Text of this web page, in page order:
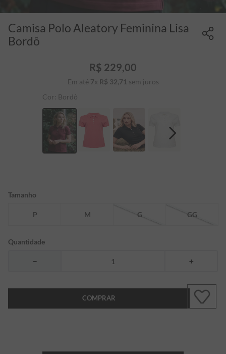
Camisa Polo Aleatory Feminina Lisa
Bordô
R$ 229,00
Em até 7x R$ 32,71 sem juros
Cor: Bordô
Tamanho
P M G GG
Quantidade
＋
－
COMPRAR